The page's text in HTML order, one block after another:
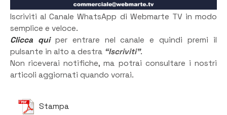
Iscriviti al Canale WhatsApp di Webmarte TV in modo
semplice e veloce.
Clicca quiper entrare nel canale e quindi premi il
pulsante in alto a destra “Iscriviti”.
Non riceverai notifiche, ma potrai consultare i nostri
articoli aggiornati quando vorrai.
Stampa